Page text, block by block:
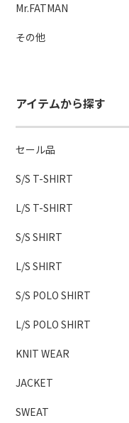
Mr.FATMAN
その他
アイテムから探す
セール品
S/S T-SHIRT
L/S T-SHIRT
S/S SHIRT
L/S SHIRT
S/S POLO SHIRT
L/S POLO SHIRT
KNIT WEAR
JACKET
SWEAT